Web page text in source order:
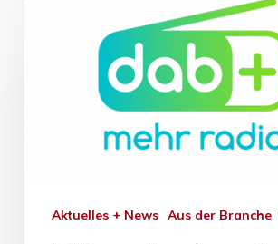
Aktuelles + News Aus der Branche